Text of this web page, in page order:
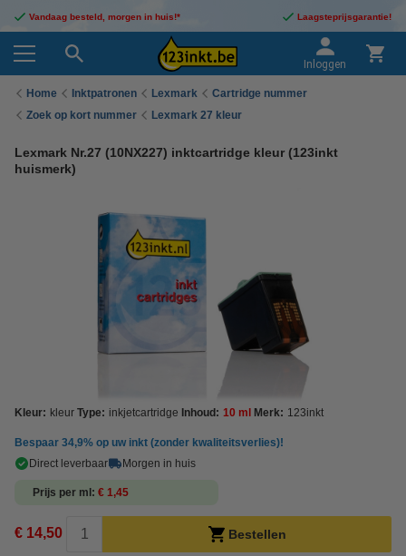
Vandaag besteld, morgen in huis!* Laagsteprijsgarantie!
Inloggen
Home Inktpatronen Lexmark
Cartridge nummer
Zoek op kort nummer
Lexmark 27 kleur
Lexmark Nr.27 (10NX227) inktcartridge kleur (123inkt
huismerk)
Kleur: kleur Type: inkjetcartridge Inhoud: 10 ml Merk: 123inkt
Bespaar 34,9% op uw inkt (zonder kwaliteitsverlies)!
Direct leverbaar
Morgen in huis
Prijs per ml € 1,45
€ 14,50 Bestellen